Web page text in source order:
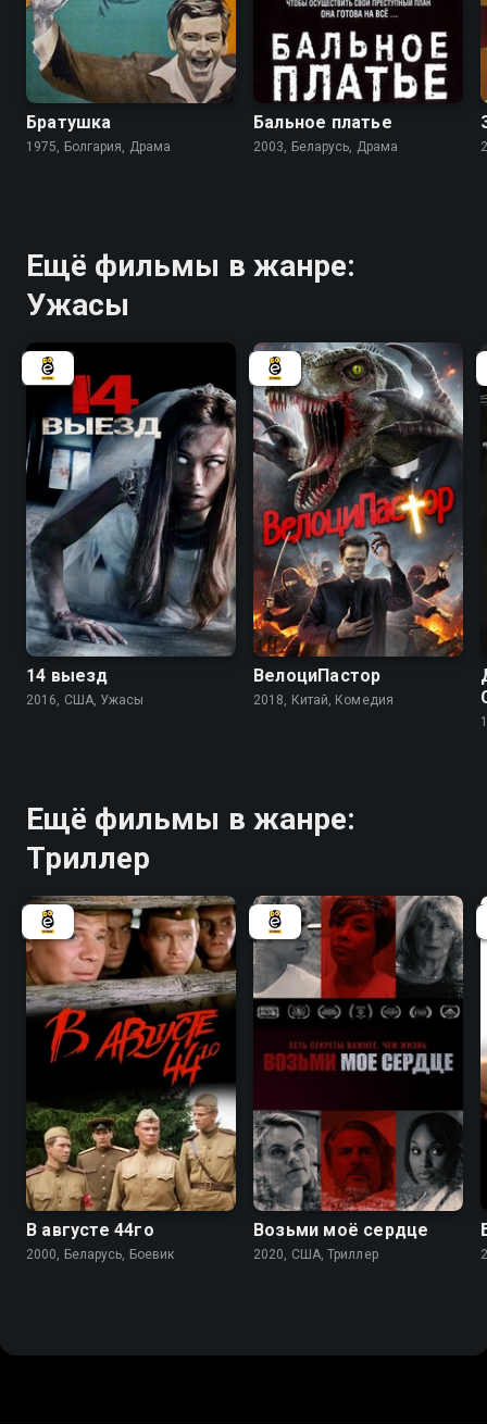
6.9
Братушка
1975, Болгария, Драма
6.7
Бальное платье
2003, Беларусь, Драма
Ещё фильмы в жанре:
Ужасы
3.3
14 выезд
2016, США, Ужасы
6.0 5.1
ВелоциПастор
2018, Китай, Комедия
Ещё фильмы в жанре:
Триллер
8.2
В августе 44го
2000, Беларусь, Боевик
5.3
Возьми моё сердце
2020, США, Триллер